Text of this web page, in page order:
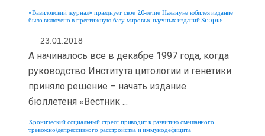
«Вавиловский журнал» празднует свое 20-летие Накануне юбилея издание
было включено в престижную базу мировых научных изданий Scopus
23.01.2018
А начиналось все в декабре 1997 года, когда
руководство Института цитологии и генетики
приняло решение – начать издание
бюллетеня «Вестник ...
Хронический социальный стресс приводит к развитию смешанного
тревожно/депрессивного расстройства и иммунодефицита